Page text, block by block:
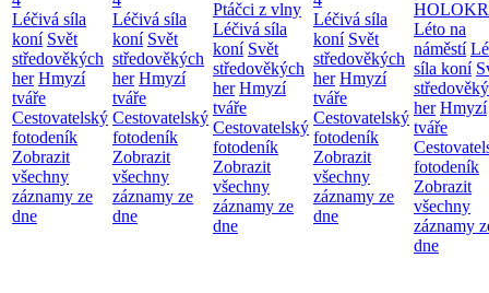
Léčivá síla
koní Svět
středověkých
her Hmyzí
tváře
Cestovatelský
fotodeník
Zobrazit
všechny
záznamy ze
dne
Léčivá síla
koní Svět
středověkých
her Hmyzí
tváře
Cestovatelský
fotodeník
Zobrazit
všechny
záznamy ze
dne
Ptáčci z vlny
Léčivá síla
koní Svět
středověkých
her Hmyzí
tváře
Cestovatelský
fotodeník
Zobrazit
všechny
záznamy ze
dne
Léčivá síla
koní Svět
středověkých
her Hmyzí
tváře
Cestovatelský
fotodeník
Zobrazit
všechny
záznamy ze
dne
Léto na
náměstí
síla koní
her Hmyzí
tváře
fotodeník
Zobrazit
všechny
záznamy
dne